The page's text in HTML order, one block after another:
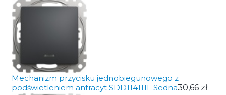
Mechanizm przycisku jednobiegunowego z
podświetleniem antracyt SDD114111L Sedna30,66 zł